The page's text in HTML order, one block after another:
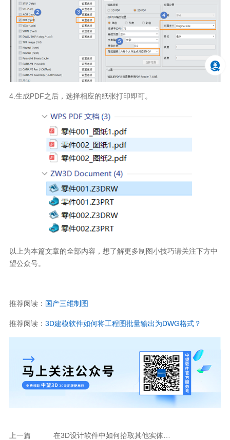
4.生成PDF之后，选择相应的纸张打印即可。
以上为本篇文章的全部内容，想了解更多制图小技巧请关注下方中
望公众号。
推荐阅读： 国产三维制图
推荐阅读： 3D建模软件如何将工程图批量输出为DWG格式？
上一篇 在3D设计软件中如何拾取其他实体颜色？